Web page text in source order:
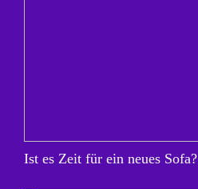
Ist es Zeit für ein neues Sofa?